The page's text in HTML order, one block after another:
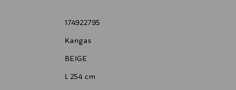
174922795
Kangas
BEIGE
L 254 cm